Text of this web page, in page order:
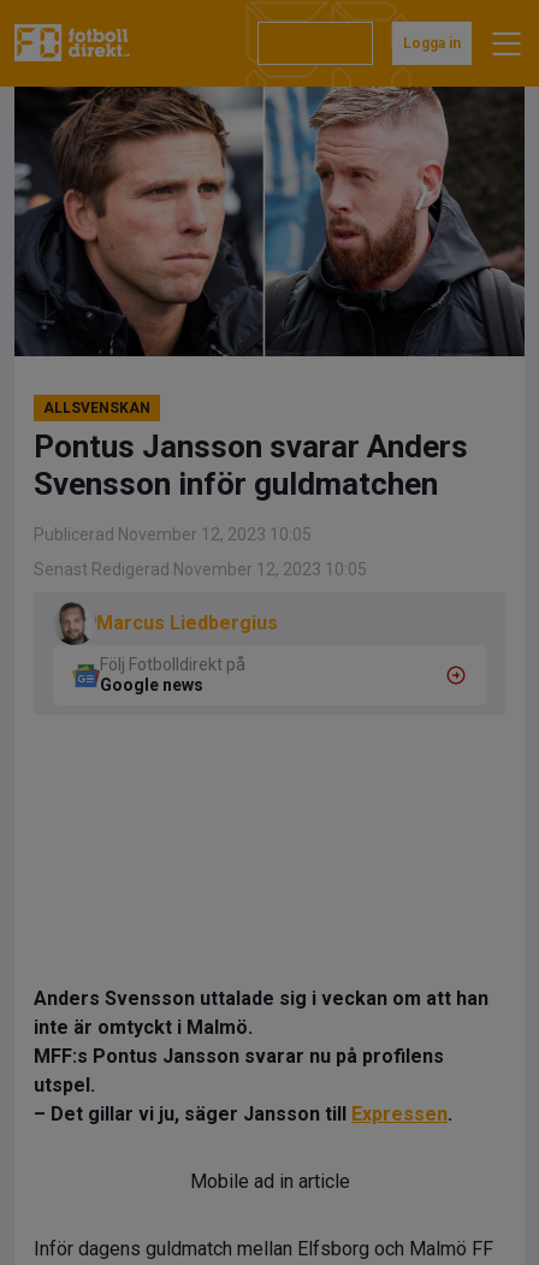
till
Logga in
ALLSVENSKAN
Pontus Jansson svarar Anders
Svensson inför guldmatchen
Publicerad November 12, 2023 10:05
Senast Redigerad November 12, 2023 10:05
Marcus Liedbergius
Följ Fotbolldirekt på
Google news
Anders Svensson uttalade sig i veckan om att han
inte är omtyckt i Malmö.
MFF:s Pontus Jansson svarar nu på profilens
utspel.
– Det gillar vi ju, säger Jansson till Expressen.
Mobile ad in article
Inför dagens guldmatch mellan Elfsborg och Malmö FF